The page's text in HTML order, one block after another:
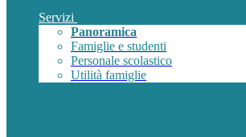
Servizi
Panoramica
Famiglie e studenti
Personale scolastico
Utilità famiglie